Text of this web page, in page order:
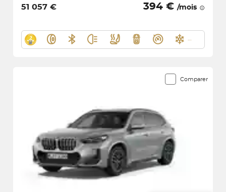
51 057 € 394 € /mois
Comparer